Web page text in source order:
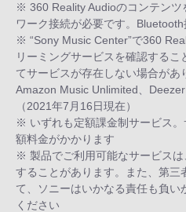
※ 360 Reality Audioのコンテンツ
ワーク接続が必要です。
※ “Sony Music Center”で360
リーミングサービスを確認する
てサービスが存在しない場合があ
Amazon Music Unlimited、
（2021年7月16日現在）
※ いずれも定額課金制サービス。
額料金がかかります
※ 製品でご利用可能なサービス
することがあります。また、第三
て、ソニーはいかなる責任も負い
ください